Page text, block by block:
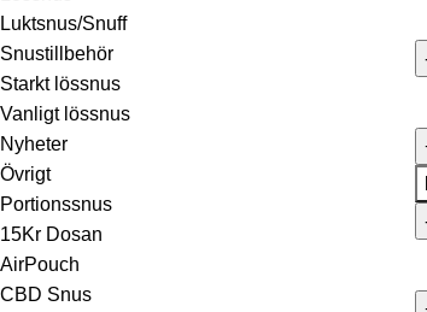
Luktsnus/Snuff
Snustillbehör
Starkt lössnus
Vanligt lössnus
Nyheter
Övrigt
Portionssnus
15Kr Dosan
AirPouch
CBD Snus